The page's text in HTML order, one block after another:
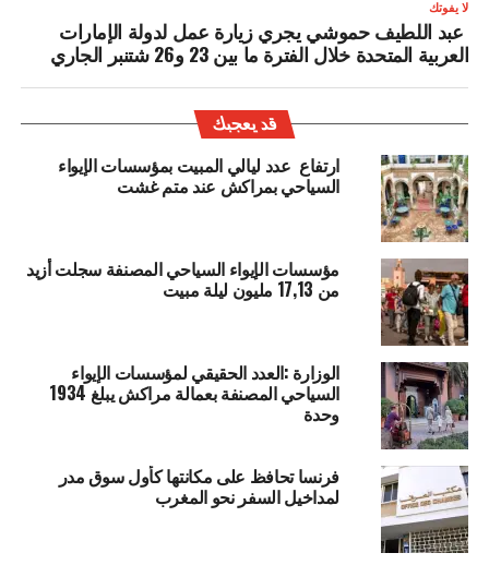
لا يفوتك
عبد اللطيف حموشي يجري زيارة عمل لدولة الإمارات
العربية المتحدة خلال الفترة ما بين 23 و26 شتنبر الجاري
قد يعجبك
ارتفاع عدد ليالي المبيت بمؤسسات الإيواء
السياحي بمراكش عند متم غشت
مؤسسات الإيواء السياحي المصنفة سجلت أزيد
من 17,13 مليون ليلة مبيت
الوزارة :العدد الحقيقي لمؤسسات الإيواء
السياحي المصنفة بعمالة مراكش يبلغ 1934
وحدة
فرنسا تحافظ على مكانتها كأول سوق مدر
لمداخيل السفر نحو المغرب